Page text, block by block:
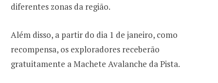
diferentes zonas da região.
Além disso, a partir do dia 1 de janeiro, como
recompensa, os exploradores receberão
gratuitamente a Machete Avalanche da Pista.